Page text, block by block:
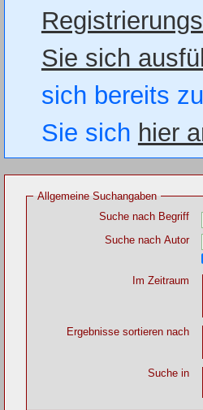
Sie sich
sich bereits
Sie sich hier
Allgemeine Suchangaben
Suche nach Begriff
Suche nach Autor
Im Zeitraum
Ergebnisse sortieren nach
Suche in